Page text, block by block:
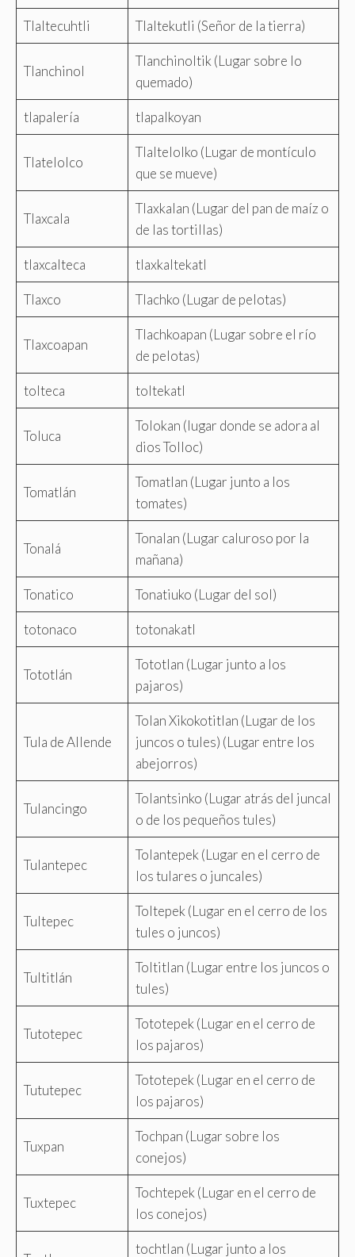
Tlaltecuhtli Tlaltekutli (Señor de la tierra)
Tlanchinol
Tlanchinoltik (Lugar sobre lo
quemado)
tlapalería tlapalkoyan
Tlatelolco
Tlaltelolko (Lugar de montículo
que se mueve)
Tlaxcala
Tlaxkalan (Lugar del pan de maíz o
de las tortillas)
tlaxcalteca tlaxkaltekatl
Tlaxco Tlachko (Lugar de pelotas)
Tlaxcoapan
Tlachkoapan (Lugar sobre el río
de pelotas)
tolteca toltekatl
Toluca
Tolokan (lugar donde se adora al
dios Tolloc)
Tomatlán
Tomatlan (Lugar junto a los
tomates)
Tonalá
Tonalan (Lugar caluroso por la
mañana)
Tonatico Tonatiuko (Lugar del sol)
totonaco totonakatl
Tototlán
Tototlan (Lugar junto a los
pajaros)
Tula de Allende
Tolan Xikokotitlan (Lugar de los
juncos o tules) (Lugar entre los
abejorros)
Tulancingo
Tolantsinko (Lugar atrás del juncal
o de los pequeños tules)
Tulantepec
Tolantepek (Lugar en el cerro de
los tulares o juncales)
Tultepec
Toltepek (Lugar en el cerro de los
tules o juncos)
Tultitlán
Toltitlan (Lugar entre los juncos o
tules)
Tutotepec
Tototepek (Lugar en el cerro de
los pajaros)
Tututepec
Tototepek (Lugar en el cerro de
los pajaros)
Tuxpan
Tochpan (Lugar sobre los
conejos)
Tuxtepec
Tochtepek (Lugar en el cerro de
los conejos)
tochtlan (Lugar junto a los